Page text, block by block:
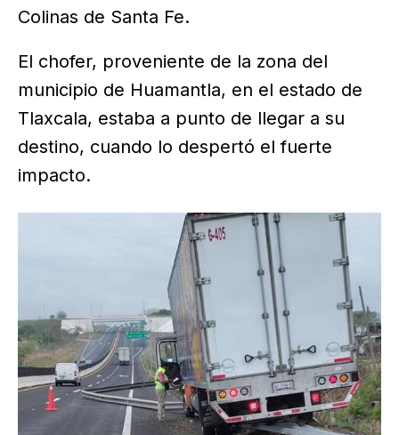
Colinas de Santa Fe.
El chofer, proveniente de la zona del
municipio de Huamantla, en el estado de
Tlaxcala, estaba a punto de llegar a su
destino, cuando lo despertó el fuerte
impacto.